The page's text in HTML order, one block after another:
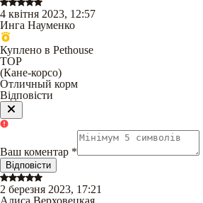
4 квітня 2023, 12:57
Инга Науменко
Куплено в Pethouse
ТОР
(Кане-корсо)
Отличный корм
Відповісти
Ваш коментар *
Відповісти
2 березня 2023, 17:21
Алиса Верховецкая